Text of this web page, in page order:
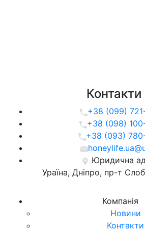
Компанія
Новини
Контакти
Контакти
+38 (099)
+38 (098)
+38 (093)
Юридична
Ураїна, Дніпро, пр-т